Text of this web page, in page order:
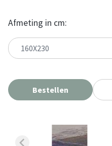
Afmeting in cm:
160X230
Bestellen